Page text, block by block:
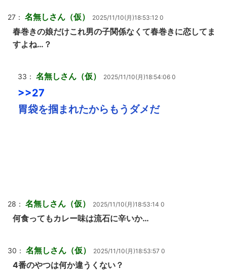
27： 名無しさん（仮） 2025/11/10(月)18:53:12 0
春巻きの娘だけこれ男の子関係なくて春巻きに恋してま
すよね…？
33： 名無しさん（仮） 2025/11/10(月)18:54:06 0
>>27
胃袋を掴まれたからもうダメだ
28： 名無しさん（仮） 2025/11/10(月)18:53:14 0
何食ってもカレー味は流石に辛いか…
30： 名無しさん（仮） 2025/11/10(月)18:53:57 0
4番のやつは何か違うくない？